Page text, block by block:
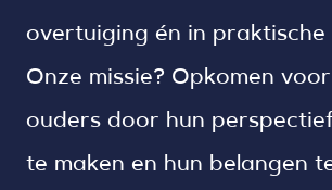
overtuiging én in praktische
Onze missie? Opkomen
ouders door hun
te maken en hun belangen